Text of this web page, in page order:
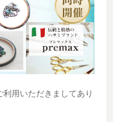
用いただきましてあり